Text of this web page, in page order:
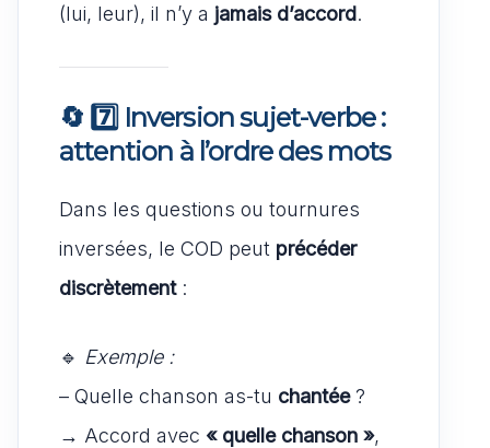
(lui, leur), il n’y a jamais d’accord.
🔄 7️⃣ Inversion sujet-verbe :
attention à l’ordre des mots
Dans les questions ou tournures
inversées, le COD peut précéder
discrètement:
🔹 Exemple :
– Quelle chanson as-tu chantée?
→ Accord avec « quelle chanson »,